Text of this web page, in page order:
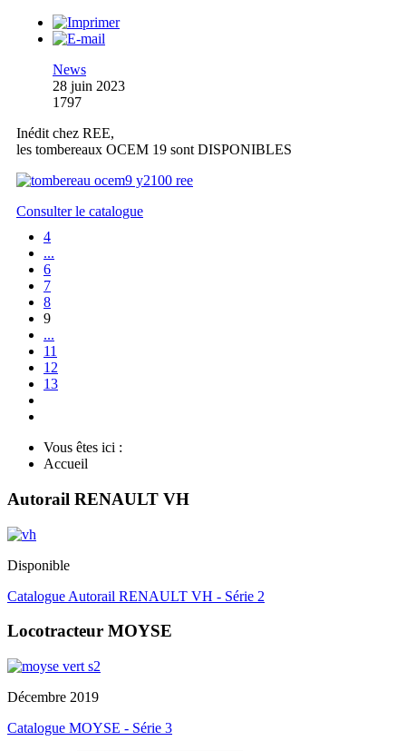
News
28 juin 2023
1797
Inédit chez REE,
les tombereaux OCEM 19 sont DISPONIBLES
Consulter le catalogue
4
...
6
7
8
9
...
11
12
13
Vous êtes ici :
Accueil
Autorail RENAULT VH
Disponible
Catalogue Autorail RENAULT VH - Série 2
Locotracteur MOYSE
Décembre 2019
Catalogue MOYSE - Série 3